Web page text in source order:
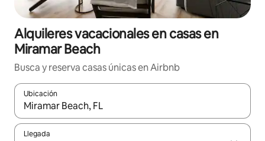
Alquileres vacacionales en casas en
Miramar Beach
Busca y reserva casas únicas en Airbnb
Ubicación
Cuando los resultados estén disponibles, navega con las
Llegada